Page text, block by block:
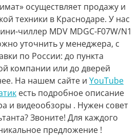
осуществляет продажу и
техники в Краснодаре. У нас
чиллер MDV MDGC-F07W/N1
уточнить у менеджера, с
по России: до пункта
компании или до дверей
На нашем сайте и YouTube
есть подробное описание
и видеообзоры . Нужен совет
Звоните! Для каждого
предложение !